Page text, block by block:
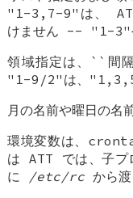
"1-3,7-9"は、
けません -- "1-3"
領域指定は、``間
"1-9/2"は、
月の名前や曜日の名
環境変数は、
は ATT では、子プ
に /etc/rc から渡